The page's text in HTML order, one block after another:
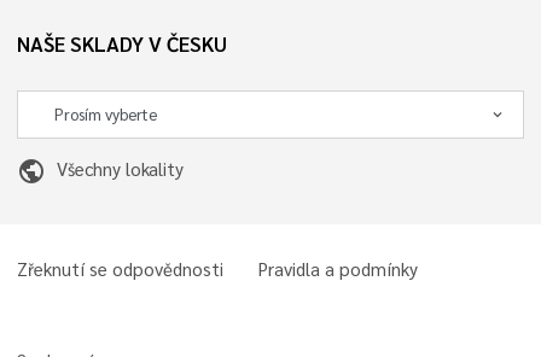
NAŠE SKLADY V ČESKU
public Všechny lokality
Zřeknutí se odpovědnosti Pravidla a podmínky